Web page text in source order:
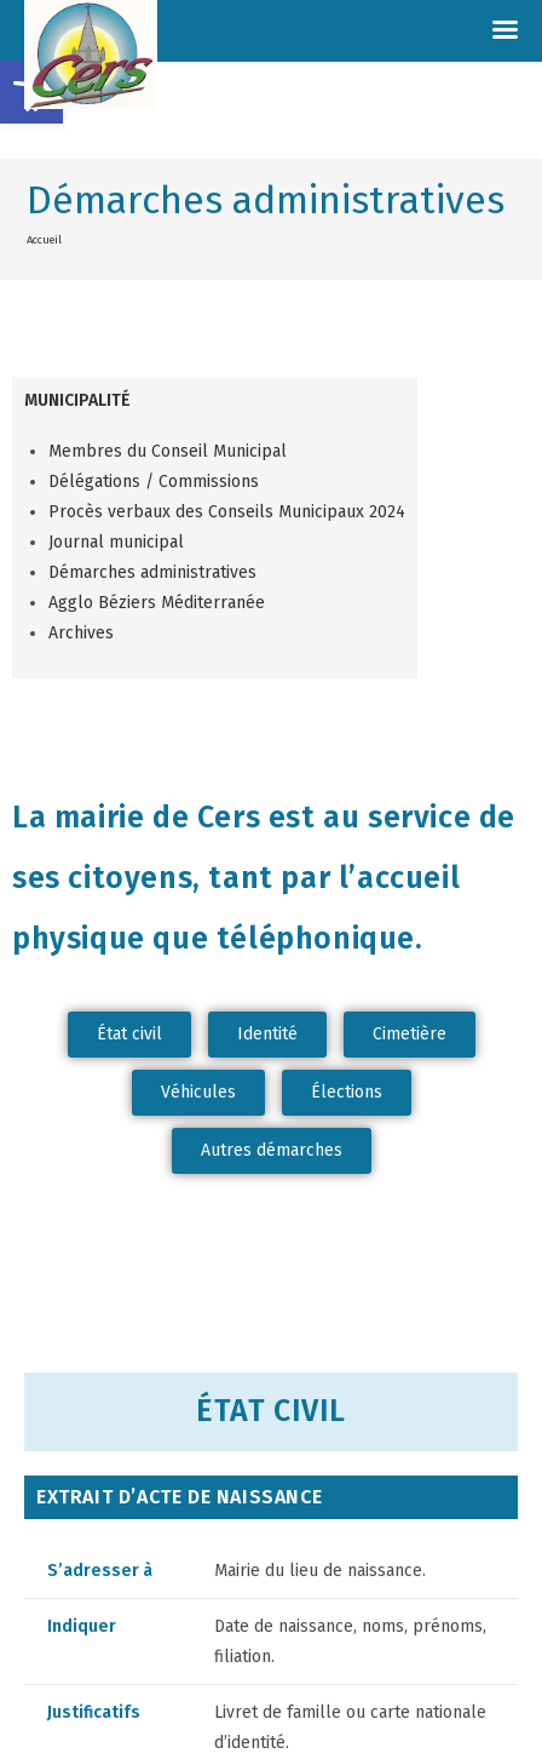
Démarches administratives
Accueil
MUNICIPALITÉ
Membres du Conseil Municipal
Délégations / Commissions
Procès verbaux des Conseils Municipaux 2024
Journal municipal
Démarches administratives
Agglo Béziers Méditerranée
Archives
La mairie de Cers est au service de
ses citoyens, tant par l’accueil
physique que téléphonique.
État civil Identité Cimetière
Véhicules Élections
Autres démarches
ÉTAT CIVIL
EXTRAIT D’ACTE DE NAISSANCE
S’adresser à Mairie du lieu de naissance.
Indiquer
Date de naissance, noms, prénoms,
filiation.
Justificatifs
Livret de famille ou carte nationale
d’identité.
Ouvrir la barre d’outils